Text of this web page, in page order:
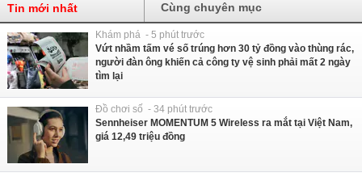
Tin mới nhất Cùng chuyên mục
Khám phá - 5 phút trước
Vứt nhầm tấm vé số trúng hơn 30 tỷ đồng vào thùng rác,
người đàn ông khiến cả công ty vệ sinh phải mất 2 ngày
tìm lại
Đồ chơi số - 34 phút trước
Sennheiser MOMENTUM 5 Wireless ra mắt tại Việt Nam,
giá 12,49 triệu đồng